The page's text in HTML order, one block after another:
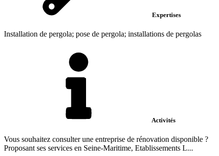
Expertises
Installation de pergola; pose de pergola; installations de pergolas
Activités
Vous souhaitez consulter une entreprise de rénovation disponible ?
Proposant ses services en Seine-Maritime, Etablissements L...